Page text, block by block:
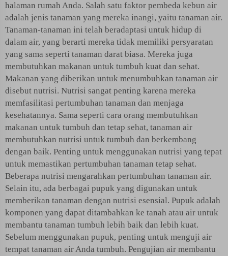
halaman rumah Anda. Salah satu faktor pembeda kebun air
adalah jenis tanaman yang mereka inangi, yaitu tanaman air.
Tanaman-tanaman ini telah beradaptasi untuk hidup di
dalam air, yang berarti mereka tidak memiliki persyaratan
yang sama seperti tanaman darat biasa. Mereka juga
membutuhkan makanan untuk tumbuh kuat dan sehat.
Makanan yang diberikan untuk menumbuhkan tanaman air
disebut nutrisi. Nutrisi sangat penting karena mereka
memfasilitasi pertumbuhan tanaman dan menjaga
kesehatannya. Sama seperti cara orang membutuhkan
makanan untuk tumbuh dan tetap sehat, tanaman air
membutuhkan nutrisi untuk tumbuh dan berkembang
dengan baik. Penting untuk menggunakan nutrisi yang tepat
untuk memastikan pertumbuhan tanaman tetap sehat.
Beberapa nutrisi mengarahkan pertumbuhan tanaman air.
Selain itu, ada berbagai pupuk yang digunakan untuk
memberikan tanaman dengan nutrisi esensial. Pupuk adalah
komponen yang dapat ditambahkan ke tanah atau air untuk
membantu tanaman tumbuh lebih baik dan lebih kuat.
Sebelum menggunakan pupuk, penting untuk menguji air
tempat tanaman air Anda tumbuh. Pengujian air membantu